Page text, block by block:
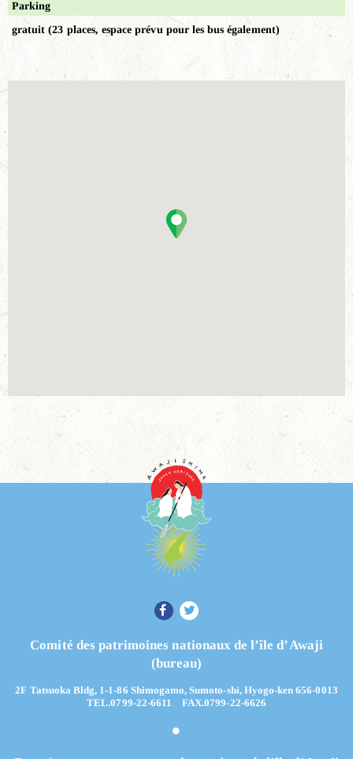
Parking
gratuit (23 places, espace prévu pour les bus également)
Comité des patrimoines nationaux de l’île d’Awaji
(bureau)
2F Tatsuoka Bldg, 1-1-86 Shimogamo, Sumoto-shi, Hyogo-ken 656-0013
TEL.0799-22-6611 FAX.0799-22-6626